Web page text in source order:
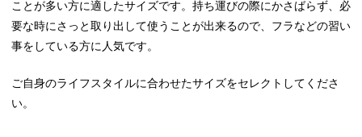
ことが多い方に適したサイズです。持ち運びの際にかさばらず、必
要な時にさっと取り出して使うことが出来るので、フラなどの習い
事をしている方に人気です。
ご自身のライフスタイルに合わせたサイズをセレクトしてくださ
い。